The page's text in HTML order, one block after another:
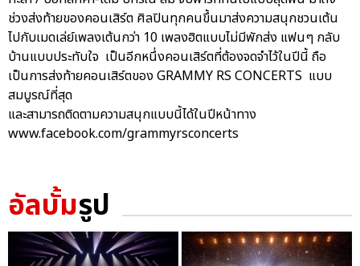
ช่วงส่งท้ายของคอนเสิร์ต ศิลปินทุกคนขึ้นมาส่งความสนุกชวนเต้น
ไปกับเมดเล่ย์เพลงเต้นกว่า 10 เพลงฮิตแบบไม่มีพักส่ง แฟนๆ กลับ
บ้านแบบประทับใจ เป็นอีกหนึ่งคอนเสิร์ตที่ต้องจดจำไว้ในปีนี้ ถือ
เป็นการส่งท้ายคอนเสิร์ตของ GRAMMY RS CONCERTS แบบ
สมบูรณ์ที่สุด
และสามารถติดตามความสนุกแบบนี้ได้ในปีหน้าทาง
www.facebook.com/grammyrsconcerts
อัลบั้มรูป